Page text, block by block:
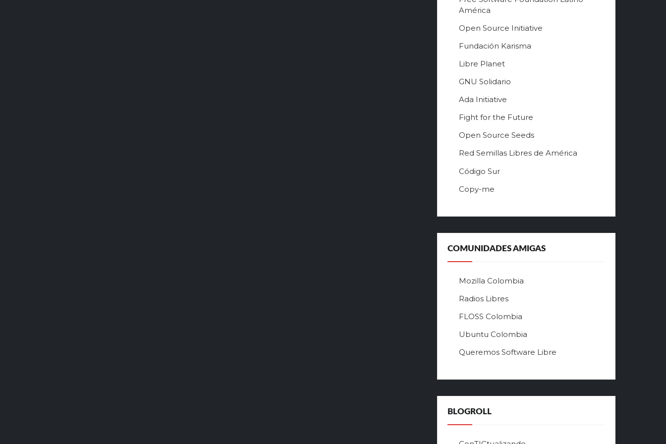
Jono Bacon
Free Software Song
América
Open Source Initiative
Fundación Karisma
Libre Planet
GNU Solidario
Ada Initiative
Fight for the Future
Open Source Seeds
Red Semillas Libres de América
о
и
л
ь
й
а
т
л
ч
о
в
о
Código Sur
Copy-me
COMUNIDADES AMIGAS
Mozilla Colombia
Radios Libres
FLOSS Colombia
Ubuntu Colombia
Queremos Software Libre
BLOGROLL